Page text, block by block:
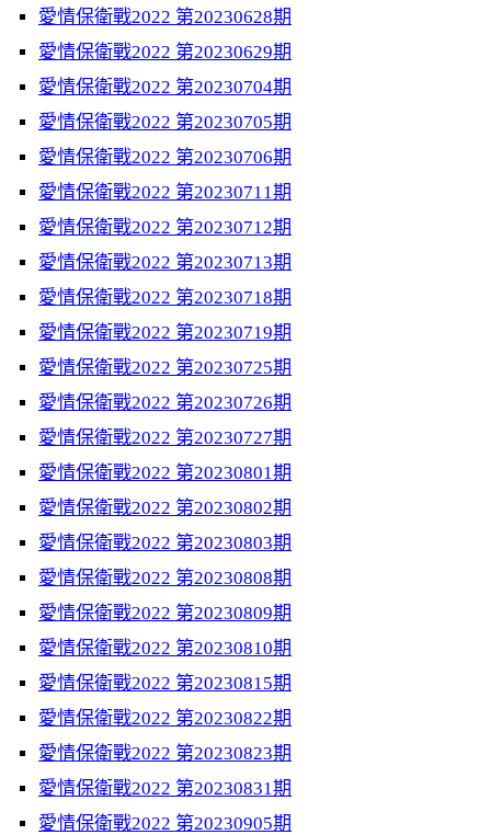
愛情保衛戰2022 第20230628期
愛情保衛戰2022 第20230629期
愛情保衛戰2022 第20230704期
愛情保衛戰2022 第20230705期
愛情保衛戰2022 第20230706期
愛情保衛戰2022 第20230711期
愛情保衛戰2022 第20230712期
愛情保衛戰2022 第20230713期
愛情保衛戰2022 第20230718期
愛情保衛戰2022 第20230719期
愛情保衛戰2022 第20230725期
愛情保衛戰2022 第20230726期
愛情保衛戰2022 第20230727期
愛情保衛戰2022 第20230801期
愛情保衛戰2022 第20230802期
愛情保衛戰2022 第20230803期
愛情保衛戰2022 第20230808期
愛情保衛戰2022 第20230809期
愛情保衛戰2022 第20230810期
愛情保衛戰2022 第20230815期
愛情保衛戰2022 第20230822期
愛情保衛戰2022 第20230823期
愛情保衛戰2022 第20230831期
愛情保衛戰2022 第20230905期